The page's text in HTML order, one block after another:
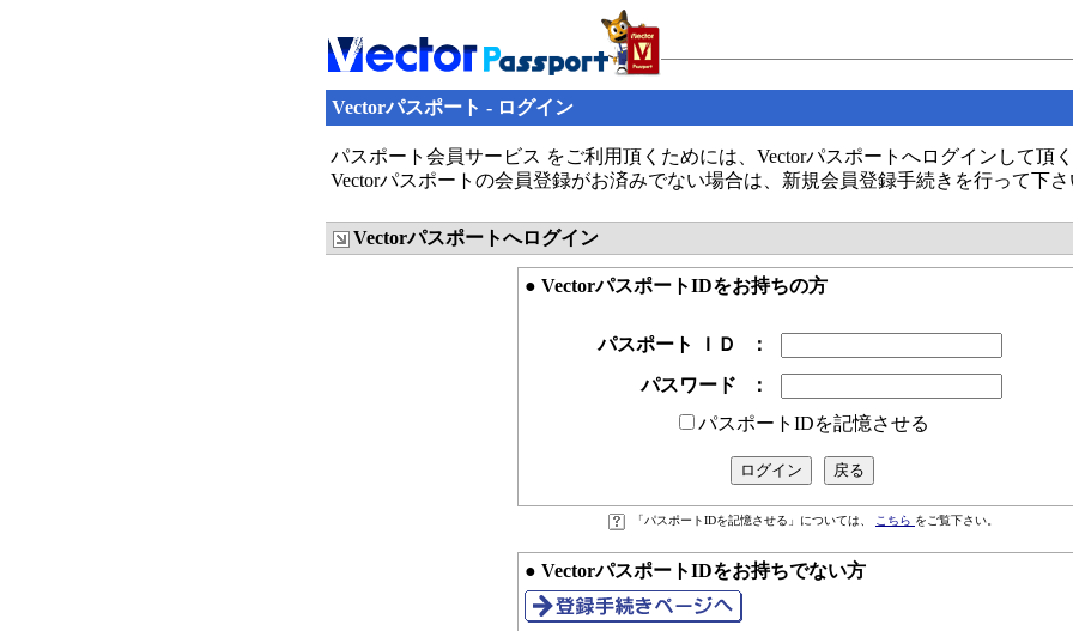
Vectorパスポート - ログイン
パスポート会員サービス をご利用頂くためには、Vectorパスポートへログインして頂
Vectorパスポートの会員登録がお済みでない場合は、新規会員登録手続きを行って下
Vectorパスポートへログイン
● VectorパスポートIDをお持ちの方
パスポート ＩＤ
：
パスワード
：
パスポートIDを記憶させる
「パスポートIDを記憶させる」については、 こちら をご覧下さい。
● VectorパスポートIDをお持ちでない方